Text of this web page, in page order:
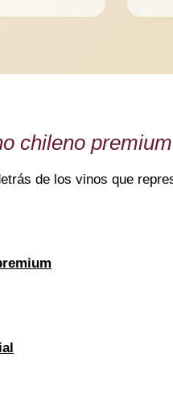
chileno
de los vinos que